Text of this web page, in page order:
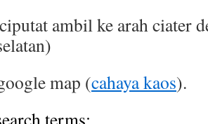
ambil ke arah ciater
map (cahaya kaos).
terms: